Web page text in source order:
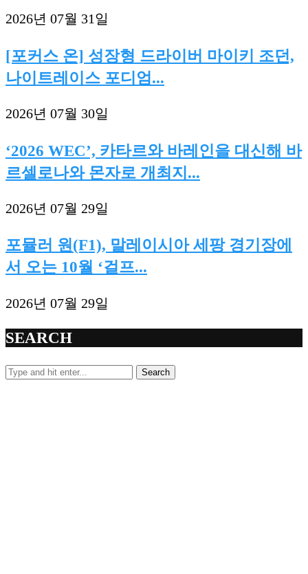
2026년 07월 31일
[포커스 온] 성장형 드라이버 마이키 조던,
나이트레이스 포디엄...
2026년 07월 30일
‘2026 WEC’, 카타르와 바레인을 대신해 바
르셀로나와 몬자로 개최지...
2026년 07월 29일
포뮬러 원(F1), 말레이시아 세팡 경기장에
서 오는 10월 ‘걸프...
2026년 07월 29일
SEARCH
Search